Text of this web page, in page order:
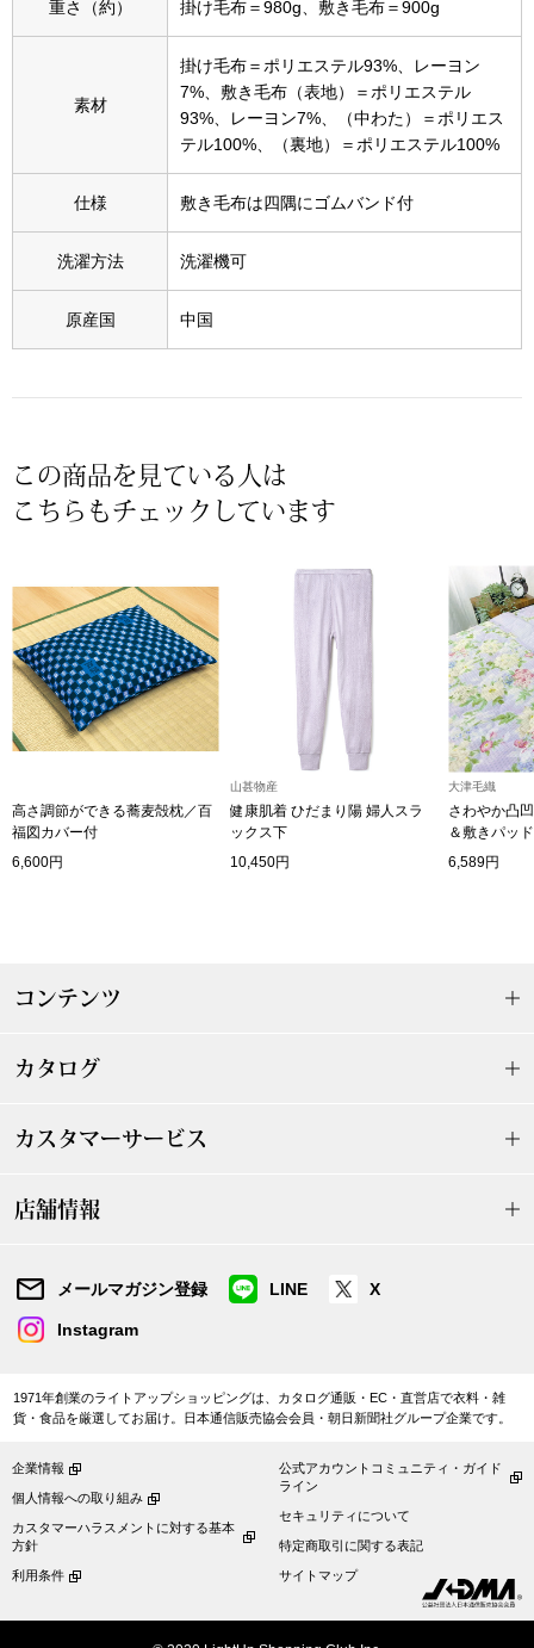
Miss Kyouko／ミスキョウコ
集
ビー すべて見る
ク
ーブルウェア
ブーツ
サンダル
その他
ウオッチ／
ウオッチ
ネックレス
重さ（約） 掛け毛布＝980g、敷き毛布＝900g
素材
掛け毛布＝ポリエステル93%、レーヨン
7%、敷き毛布（表地）＝ポリエステル
93%、レーヨン7%、（中わた）＝ポリエス
テル100%、（裏地）＝ポリエステル100%
仕様 敷き毛布は四隅にゴムバンド付
洗濯方法 洗濯機可
原産国 中国
この商品を見ている人は
こちらもチェックしています
高さ調節ができる蕎麦殻枕／百
福図カバー付
6,600円
山甚物産
健康肌着 ひだまり陽 婦人スラ
ックス下
10,450円
大津毛織
さわやか凸
＆敷きパッ
6,589円
コンテンツ
カタログ
カスタマーサービス
店舗情報
メールマガジン登録 LINE X
Instagram
1971年創業のライトアップショッピングは、カタログ通販・EC・直営店で衣料・雑
貨・食品を厳選してお届け。日本通信販売協会会員・朝日新聞社グループ企業です。
企業情報
個人情報への取り組み
カスタマーハラスメントに対する基本
方針
利用条件
公式アカウントコミュニティ・ガイド
ライン
セキュリティについて
特定商取引に関する表記
サイトマップ